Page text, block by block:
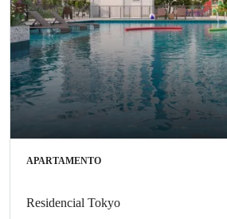
APARTAMENTO
Residencial Tokyo